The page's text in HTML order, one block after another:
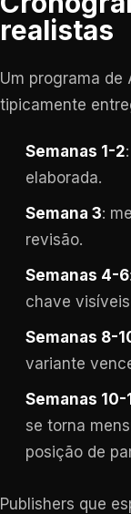
realistas
Um programa de
tipicamente
Semanas 1-2
elaborada.
Semana 3:
revisão.
Semanas 4-6
chave
Semanas 8-
variante
Semanas 10-
se torna
posição de
Publishers que